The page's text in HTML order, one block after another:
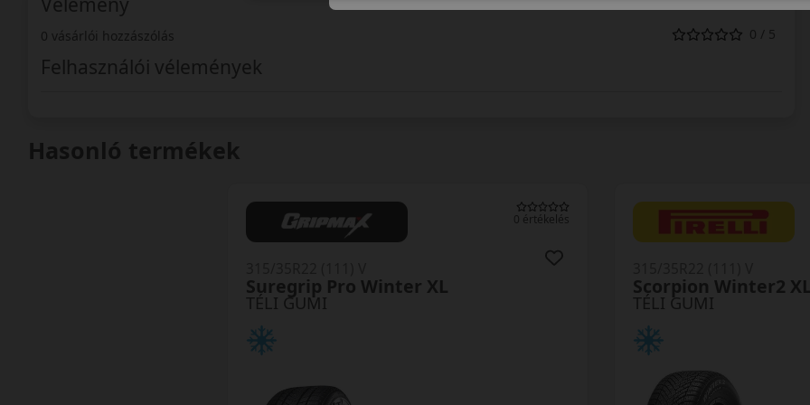
0 vásárlói hozzászólás 0 / 5
Felhasználói vélemények
Hasonló termékek
0 értékelés
TÉLI GUMI
Suregrip Pro Winter XL
TÉLI GUMI
Scorpion Winter2